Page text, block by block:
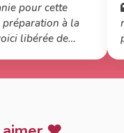
pour cette
préparation à la
libérée de